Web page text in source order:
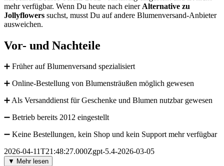
mehr verfügbar. Wenn Du heute nach einer Alternative zu
Jollyflowers suchst, musst Du auf andere Blumenversand-Anbieter
ausweichen.
Vor- und Nachteile
➕ Früher auf Blumenversand spezialisiert
➕ Online-Bestellung von Blumensträußen möglich gewesen
➕ Als Versanddienst für Geschenke und Blumen nutzbar gewesen
➖ Betrieb bereits 2012 eingestellt
➖ Keine Bestellungen, kein Shop und kein Support mehr verfügbar
2026-04-11T21:48:27.000Zgpt-5.4-2026-03-05
▼ Mehr lesen